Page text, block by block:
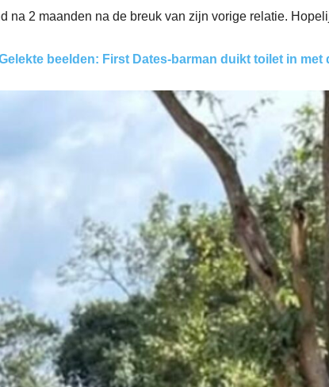
na 2 maanden na de breuk van zijn vorige relatie.
beelden: First Dates-barman duikt toilet in met